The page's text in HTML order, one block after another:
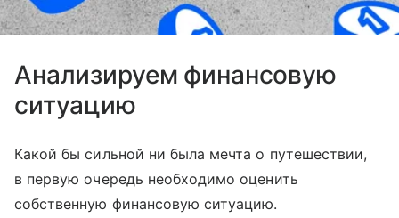
Анализируем финансовую
ситуацию
Какой бы сильной ни была мечта о путешествии,
в первую очередь необходимо оценить
собственную финансовую ситуацию.